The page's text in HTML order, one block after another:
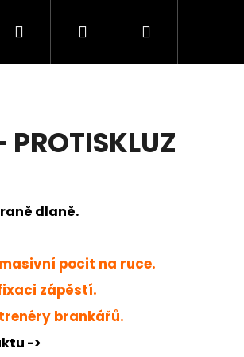
brankáři Chytají v J4K
Hledat PřihlášeníNákupní
dlaně.
pocit na ruce.
zápěstí.
brankářů.
->
Následující